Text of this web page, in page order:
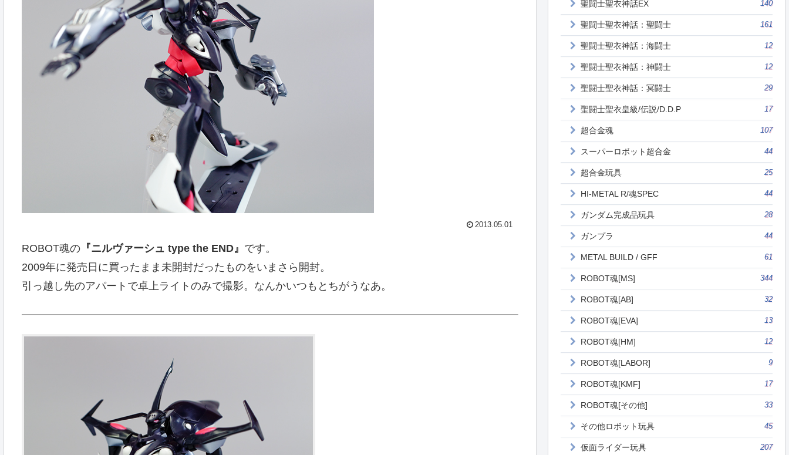
2013.05.01
ROBOT魂の『ニルヴァーシュ type the END』 です。
2009年に発売日に買ったまま未開封だったものをいまさら開封。
引っ越し先のアパートで卓上ライトのみで撮影。なんかいつもとちがうなあ。
聖闘士聖衣神話EX 140
聖闘士聖衣神話：聖闘士 161
聖闘士聖衣神話：海闘士 12
聖闘士聖衣神話：神闘士 12
聖闘士聖衣神話：冥闘士 29
聖闘士聖衣皇級/伝説/D.D.P 17
超合金魂 107
スーパーロボット超合金 44
超合金玩具 25
HI-METAL R/魂SPEC 44
ガンダム完成品玩具 28
ガンプラ 44
METAL BUILD / GFF 61
ROBOT魂[MS] 344
ROBOT魂[AB] 32
ROBOT魂[EVA] 13
ROBOT魂[HM] 12
ROBOT魂[LABOR] 9
ROBOT魂[KMF] 17
ROBOT魂[その他] 33
その他ロボット玩具 45
仮面ライダー玩具 207